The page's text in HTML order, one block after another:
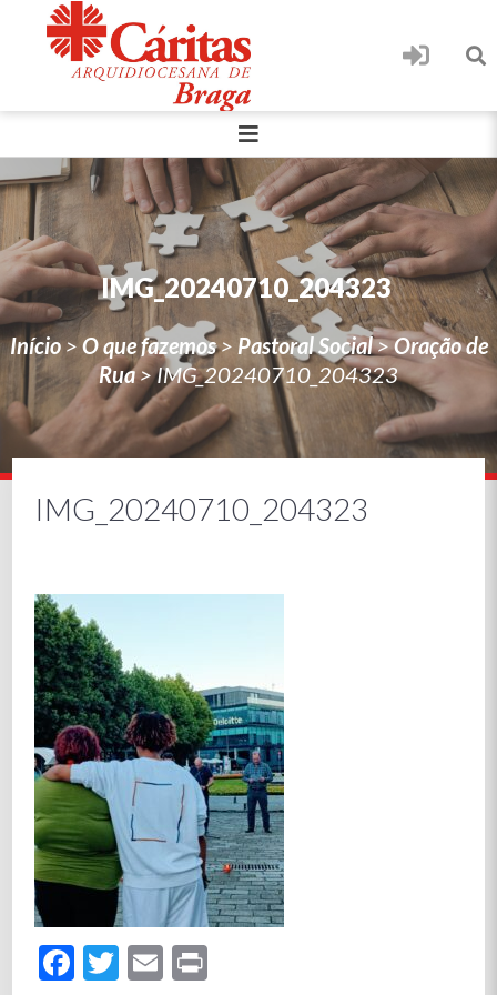
IMG_20240710_204323
Início >O que fazemos> Pastoral Social>Oração de
Rua>IMG_20240710_204323
IMG_20240710_204323
Facebook
Twitter
Email